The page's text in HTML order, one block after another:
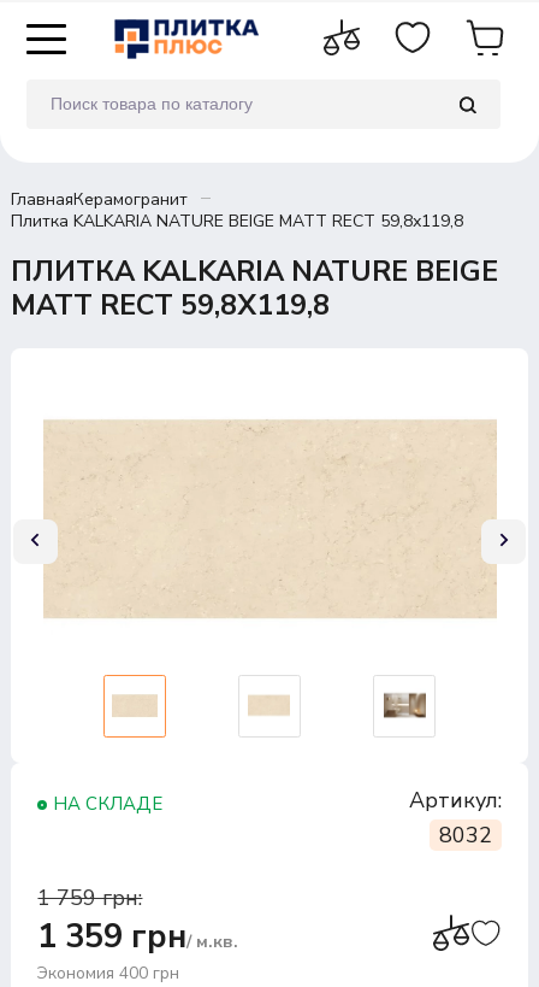
ГлавнаяКерамогранит
Плитка KALKARIA NATURE BEIGE MATT RECT 59,8х119,8
ПЛИТКА KALKARIA NATURE BEIGE
MATT RECT 59,8Х119,8
НА СКЛАДЕ
Артикул:
8032
1 759 грн:
1 359 грн/ м.кв.
Экономия 400 грн